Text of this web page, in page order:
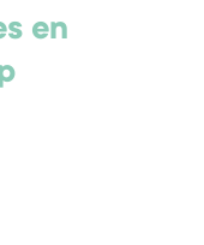
en